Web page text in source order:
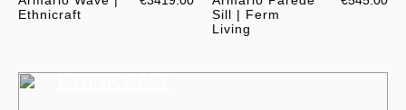
Ethnicraft
Sill | Ferm
Living